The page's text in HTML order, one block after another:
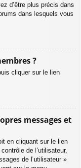
d’être plus précis dans
dans lesquels vous
?
cliquer sur le lien
messages et
en cliquant sur le lien
de l’utilisateur,
de l’utilisateur »